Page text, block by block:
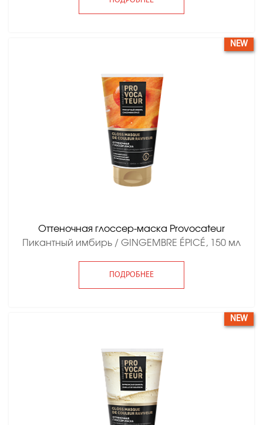
Оттеночная глоссер-маска Provocateur
Пикантный имбирь / GINGEMBRE ÉPICÉ, 150 мл
ПОДРОБНЕЕ
NEW
NEW